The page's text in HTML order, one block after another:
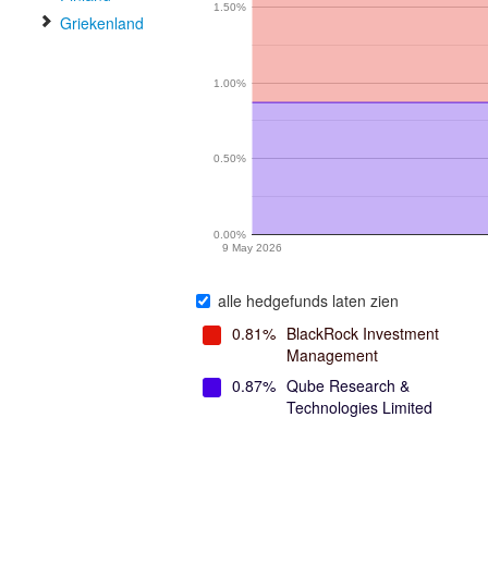
Griekenland
9 May 2026
0.00%
0.50%
1.00%
1.50%
alle hedgefunds laten zien
0.81% BlackRock Investment
Management
0.87% Qube Research &
Technologies Limited